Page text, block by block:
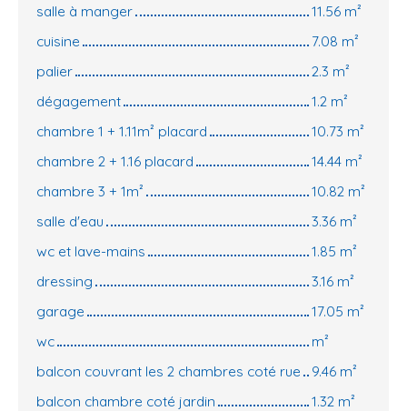
salle à manger
11.56 m²
cuisine
7.08 m²
palier
2.3 m²
dégagement
1.2 m²
chambre 1 + 1.11m² placard
10.73 m²
chambre 2 + 1.16 placard
14.44 m²
chambre 3 + 1m²
10.82 m²
salle d'eau
3.36 m²
wc et lave-mains
1.85 m²
dressing
3.16 m²
garage
17.05 m²
wc
m²
balcon couvrant les 2 chambres coté rue
9.46 m²
balcon chambre coté jardin
1.32 m²